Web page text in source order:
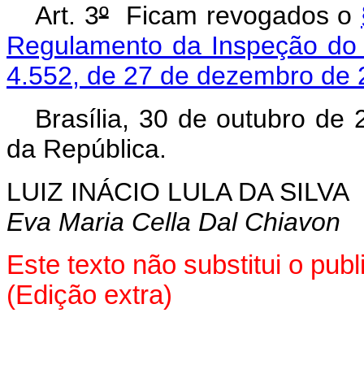
Art. 3ºFicam revogados o
Regulamento da Inspeção
4.552, de 27 de dezembro de
Brasília, 30 de outubro de
da República.
LUIZ INÁCIO LULA DA SILVA
Eva Maria Cella Dal Chiavon
Este texto não substitui o
(Edição extra)